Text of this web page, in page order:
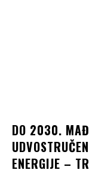
DO 2030.
ENERGIJE –